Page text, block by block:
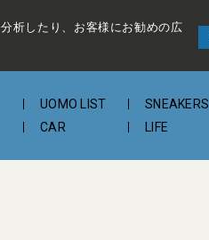
析したり、お客様にお勧めの広
UOMO LIST SNEAKERS
CAR LIFE